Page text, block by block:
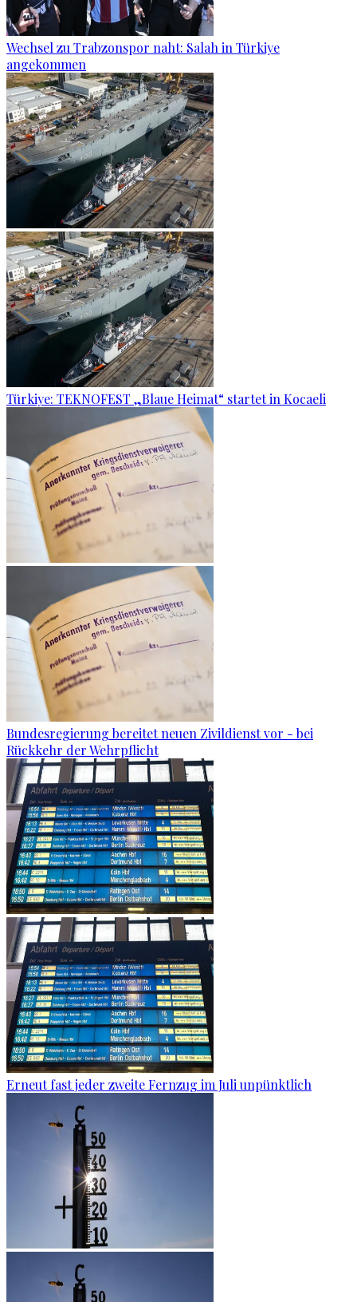
Wechsel zu Trabzonspor naht: Salah in Türkiye
angekommen
Türkiye: TEKNOFEST „Blaue Heimat“ startet in Kocaeli
Bundesregierung bereitet neuen Zivildienst vor - bei
Rückkehr der Wehrpflicht
Erneut fast jeder zweite Fernzug im Juli unpünktlich